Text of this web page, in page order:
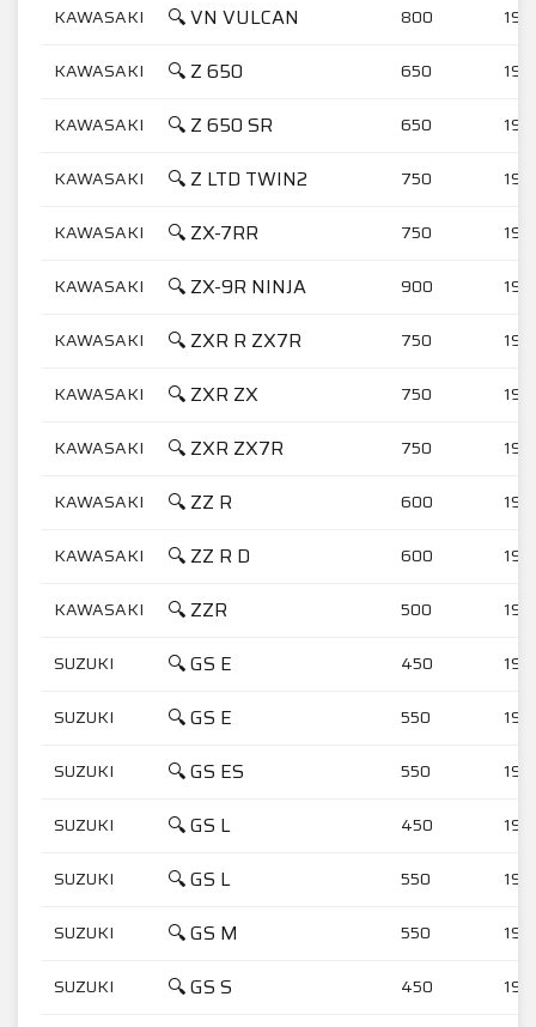
KAWASAKI 🔍 VN VULCAN 800
KAWASAKI 🔍 Z 650 650
KAWASAKI 🔍 Z 650 SR 650
KAWASAKI 🔍 Z LTD TWIN2 750
KAWASAKI 🔍 ZX-7RR 750
KAWASAKI 🔍 ZX-9R NINJA 900
KAWASAKI 🔍 ZXR R ZX7R 750
KAWASAKI 🔍 ZXR ZX 750
KAWASAKI 🔍 ZXR ZX7R 750
KAWASAKI 🔍 ZZ R 600
KAWASAKI 🔍 ZZ R D 600
KAWASAKI 🔍 ZZR 500
SUZUKI 🔍 GS E 450
SUZUKI 🔍 GS E 550
SUZUKI 🔍 GS ES 550
SUZUKI 🔍 GS L 450
SUZUKI 🔍 GS L 550
SUZUKI 🔍 GS M 550
SUZUKI 🔍 GS S 450